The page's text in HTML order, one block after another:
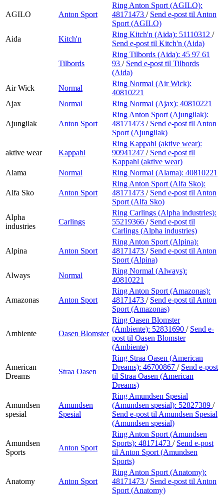
AGILO Anton Sport
Ring Anton Sport (AGILO):
48171473 / Send e-post til Anton
Sport (AGILO)
Aida
Kitch'n
Ring Kitch'n (Aida): 51110312 /
Send e-post til Kitch'n (Aida)
Tilbords
Ring Tilbords (Aida): 45 97 61
93 / Send e-post til Tilbords
(Aida)
Air Wick
Normal
Ring Normal (Air Wick):
40810221
Ajax
Normal Ring Normal (Ajax): 40810221
Ajungilak Anton Sport
Ring Anton Sport (Ajungilak):
48171473 / Send e-post til Anton
Sport (Ajungilak)
aktive wear Kappahl
Ring Kappahl (aktive wear):
90941247 / Send e-post til
Kappahl (aktive wear)
Alama
Normal Ring Normal (Alama): 40810221
Alfa Sko Anton Sport
Ring Anton Sport (Alfa Sko):
48171473 / Send e-post til Anton
Sport (Alfa Sko)
Alpha
industries
Carlings
Ring Carlings (Alpha industries):
55219366 / Send e-post til
Carlings (Alpha industries)
Alpina Anton Sport
Ring Anton Sport (Alpina):
48171473 / Send e-post til Anton
Sport (Alpina)
Always
Normal
Ring Normal (Always):
40810221
Amazonas Anton Sport
Ring Anton Sport (Amazonas):
48171473 / Send e-post til Anton
Sport (Amazonas)
Ambiente Oasen Blomster
Ring Oasen Blomster
(Ambiente): 52831690 / Send e-
post til Oasen Blomster
(Ambiente)
American
Dreams
Straa Oasen
Ring Straa Oasen (American
Dreams): 46700867 / Send e-post
til Straa Oasen (American
Dreams)
Amundsen
spesial
Amundsen
Spesial
Ring Amundsen Spesial
(Amundsen spesial): 52827389 /
Send e-post til Amundsen Spesial
(Amundsen spesial)
Amundsen
Sports
Anton Sport
Ring Anton Sport (Amundsen
Sports): 48171473 / Send e-post
til Anton Sport (Amundsen
Sports)
Anatomy Anton Sport
Ring Anton Sport (Anatomy):
48171473 / Send e-post til Anton
Sport (Anatomy)